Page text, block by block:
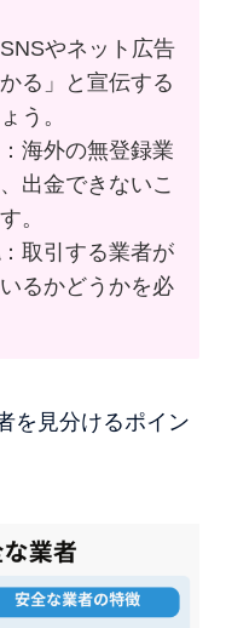
やネット広告
る」と宣伝する
う。
：海外の無登録業
出金できないこ
。
：取引する業者が
るかどうかを必
を見分けるポイン